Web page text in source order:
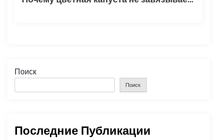
Поиск
Поиск
Последние Публикации